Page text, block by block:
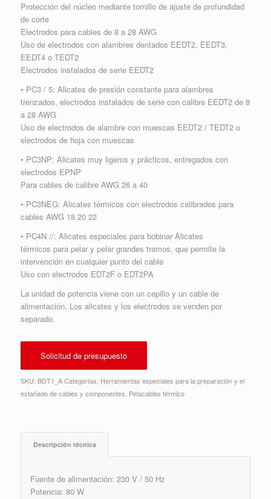
Protección del núcleo mediante tornillo de ajuste de profundidad
de corte
Electrodos para cables de 8 a 28 AWG
Uso de electrodos con alambres dentados EEDT2, EEDT3,
EEDT4 o TEDT2
Electrodos instalados de serie EEDT2
• PC3 / 5: Alicates de presión constante para alambres
trenzados, electrodos instalados de serie con calibre EEDT2 de 8
a 28 AWG
Uso de electrodos de alambre con muescas EEDT2 / TEDT2 o
electrodos de hoja con muescas
• PC3NP: Alicates muy ligeros y prácticos, entregados con
electrodos EPNP
Para cables de calibre AWG 26 a 40
• PC3NEG: Alicates térmicos con electrodos calibrados para
cables AWG 18 20 22
• PC4N //: Alicates especiales para bobinar Alicates
térmicos para pelar y pelar grandes tramos, que permite la
intervención en cualquier punto del cable
Uso con electrodos EDT2F o EDT2PA
La unidad de potencia viene con un cepillo y un cable de
alimentación. Los alicates y los electrodos se venden por
separado.
Solicitud de presupuesto
SKU: BDT1_A Categorías: Herramientas especiales para la preparación y el
estañado de cables y componentes, Pelacables térmico
Descripción técnica
Fuente de alimentación: 230 V / 50 Hz
Potencia: 80 W